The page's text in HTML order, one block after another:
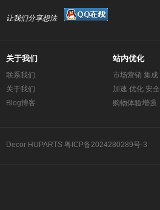
让我们分享想法
关于我们
联系我们
关于我们
Blog博客
站内优化
市场营销 集成
加速 优化 安全
购物体验增强
Decor HUPARTS 粤ICP备2024280289号-3